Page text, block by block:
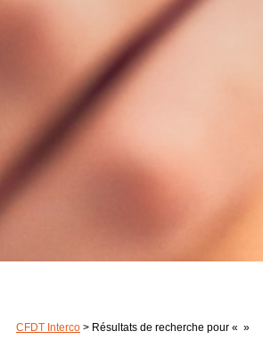
CFDT Interco > Résultats de recherche pour « »